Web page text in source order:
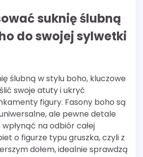
suknię ślubną
do swojej sylwetki
ślubną w stylu boho, kluczowe
swoje atuty i ukryć
figury. Fasony boho są
ale pewne detale
na odbiór całej
o figurze typu gruszka, czyli z
dołem, idealnie sprawdzą